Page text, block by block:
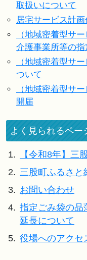
取扱いについて
居宅サービス計
（地域密着型サ
介護事業所等の
（地域密着型サ
ついて
（地域密着型サ
開届
よく見られるペー
1.
【令和8年】三
2. 三股町ふるさと
3. お問い合わせ
4. 指定ごみ袋の品
延長について
5. 役場へのアクセ